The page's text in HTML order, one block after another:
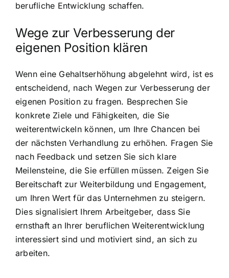
berufliche Entwicklung schaffen.
Wege zur Verbesserung der
eigenen Position klären
Wenn eine Gehaltserhöhung abgelehnt wird, ist es
entscheidend, nach Wegen zur Verbesserung der
eigenen Position zu fragen. Besprechen Sie
konkrete Ziele und Fähigkeiten, die Sie
weiterentwickeln können, um Ihre Chancen bei
der nächsten Verhandlung zu erhöhen. Fragen Sie
nach Feedback und setzen Sie sich klare
Meilensteine, die Sie erfüllen müssen. Zeigen Sie
Bereitschaft zur Weiterbildung und Engagement,
um Ihren Wert für das Unternehmen zu steigern.
Dies signalisiert Ihrem Arbeitgeber, dass Sie
ernsthaft an Ihrer beruflichen Weiterentwicklung
interessiert sind und motiviert sind, an sich zu
arbeiten.